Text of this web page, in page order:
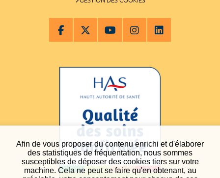
Afin de vous proposer du contenu enrichi et d'élaborer
des statistiques de fréquentation, nous sommes
susceptibles de déposer des cookies tiers sur votre
machine. Cela ne peut se faire qu'en obtenant, au